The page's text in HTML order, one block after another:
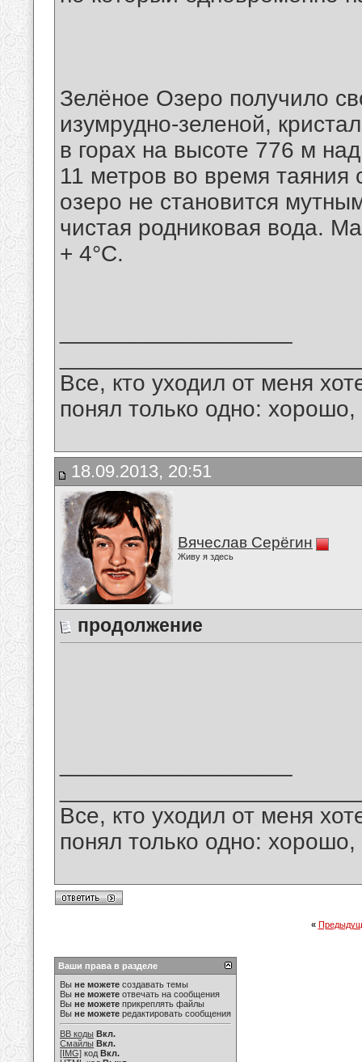
Зелёное Озеро получило
изумрудно-зеленой,
в горах на высоте 776 м
11 метров во время таяния
озеро не становится
чистая родниковая вода.
+ 4°С.
Все, кто уходил от меня
понял только одно:
18.09.2013, 20:51
Вячеслав Серёгин
Живу я здесь
продолжение
Все, кто уходил от меня
понял только одно:
«
Ваши права в разделе
Вы не можете создавать темы
Вы не можете отвечать на сообщения
Вы не можете прикреплять файлы
Вы не можете редактировать сообщения
BB коды Вкл.
Смайлы Вкл.
[IMG] код Вкл.